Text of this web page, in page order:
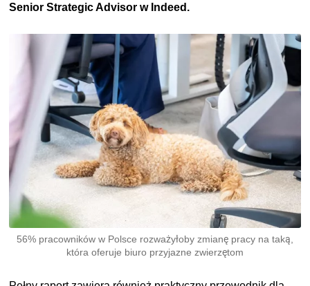
Senior Strategic Advisor w Indeed.
56% pracowników w Polsce rozważyłoby zmianę pracy na taką,
która oferuje biuro przyjazne zwierzętom